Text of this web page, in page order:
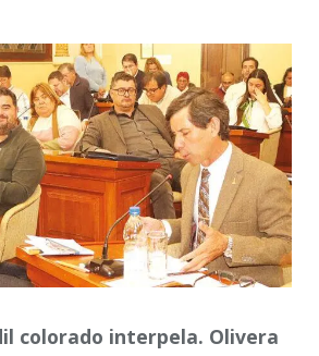
colorado interpela. Olivera